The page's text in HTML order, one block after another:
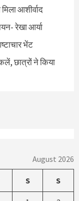
आशीर्वाद
रेखा आर्या
भेंट
छात्रों ने किया
August 2026
S S